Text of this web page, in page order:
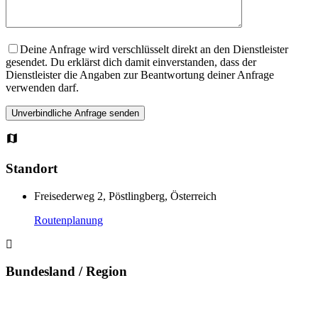
Deine Anfrage wird verschlüsselt direkt an den Dienstleister
gesendet. Du erklärst dich damit einverstanden, dass der
Dienstleister die Angaben zur Beantwortung deiner Anfrage
verwenden darf.
Standort
Freisederweg 2, Pöstlingberg, Österreich
Routenplanung
Bundesland / Region